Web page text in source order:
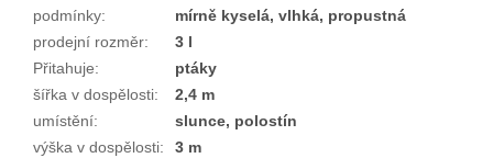
podmínky:
mírně kyselá, vlhká, propustná
prodejní rozměr:
3 l
Přitahuje:
ptáky
šířka v dospělosti:
2,4 m
umístění:
slunce, polostín
výška v dospělosti: 3 m